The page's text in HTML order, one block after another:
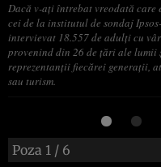
Dacă v-aţi întrebat vreodată care
cei de la institutul de sondaj
intervievat 18.557 de adulţi cu
provenind din 26 de ţări ale lumii
reprezentanţii fiecărei generaţii,
sau turism.
Poza 1 / 6